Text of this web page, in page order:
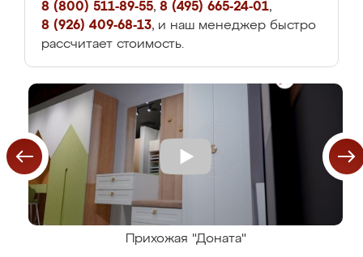
8 (800) 511-89-55, 8 (495) 665-24-01,
8 (926) 409-68-13, и наш менеджер быстро
рассчитает стоимость.
Прихожая "Доната"